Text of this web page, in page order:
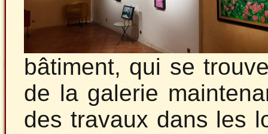
bâtiment, qui se
de la galerie
des travaux dans les